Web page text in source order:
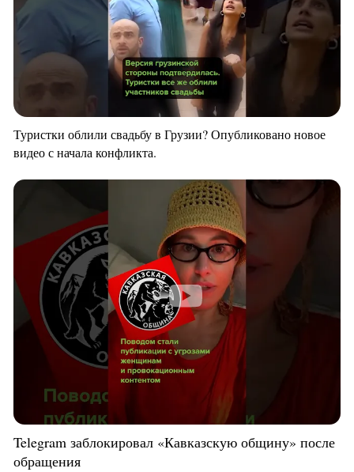
Туристки облили свадьбу в Грузии? Опубликовано новое
видео с начала конфликта.
Telegram заблокировал «Кавказскую общину» после
обращения